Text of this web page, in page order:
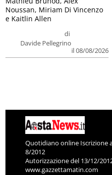
di
Davide Pellegrino
il 08/08/2026
Noussan, Miriam Di Vincenzo
e Kaitlin Allen
Quotidiano online Iscrizione
8/2012
Autorizzazione del 13/12/
www.gazzettamatin.com